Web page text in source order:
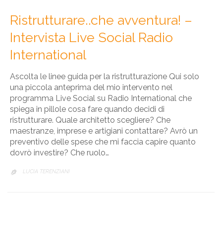
Ristrutturare..che avventura! –
Intervista Live Social Radio
International
Ascolta le linee guida per la ristrutturazione Qui solo
una piccola anteprima del mio intervento nel
programma Live Social su Radio International che
spiega in pillole cosa fare quando decidi di
ristrutturare. Quale architetto scegliere? Che
maestranze, imprese e artigiani contattare? Avrò un
preventivo delle spese che mi faccia capire quanto
dovrò investire? Che ruolo…
 LUCIA TERENZIANI